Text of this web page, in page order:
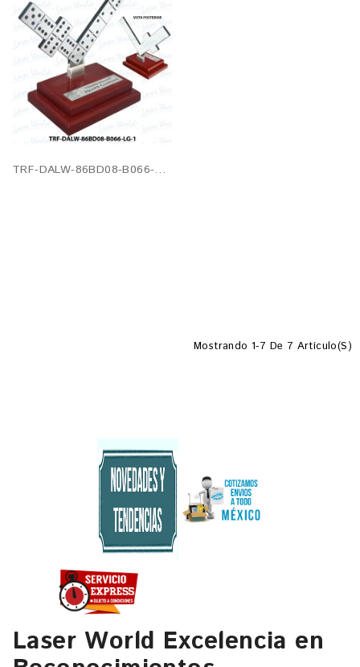
TRF-DALW-86BD08-B066-LG-1
Mostrando 1-7 De 7 Artículo(s)
Laser World Excelencia en